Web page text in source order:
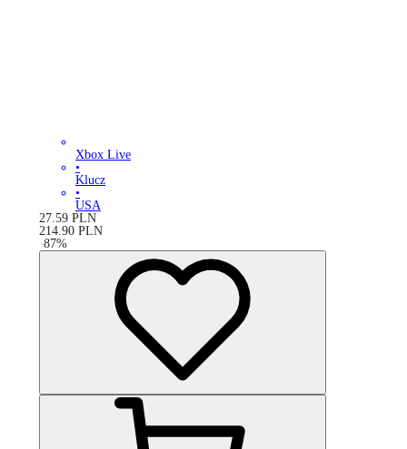
Xbox Live
•
Klucz
•
USA
27.59 PLN
214.90 PLN
-87%